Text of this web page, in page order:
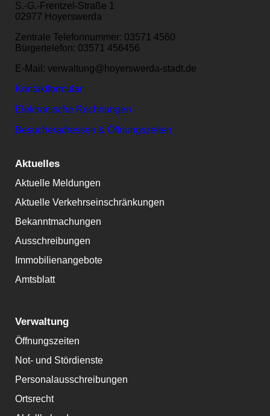
S.-G.-Frentzel-Straße 1
02977 Hoyerswerda
Zentrale Telefonnummer: 03571 4560
Bürgertelefon: 03571 456456
E-Mail: verwaltung@hoyerswerda-stadt.de
Kontaktformular
Elektronische Rechnungen
Besucheradressen & Öffnungszeiten
Aktuelles
Aktuelle Meldungen
Aktuelle Verkehrseinschränkungen
Bekanntmachungen
Ausschreibungen
Immobilienangebote
Amtsblatt
Verwaltung
Öffnungszeiten
Not- und Stördienste
Personalausschreibungen
Ortsrecht